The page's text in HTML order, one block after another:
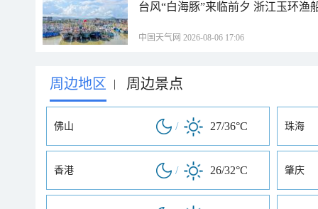
台风“白海豚”来临前夕 浙江玉环渔
中国天气网 2026-08-06 17:06
周边地区 | 周边景点
佛山 / 27/36°C 珠海
香港 / 26/32°C 肇庆